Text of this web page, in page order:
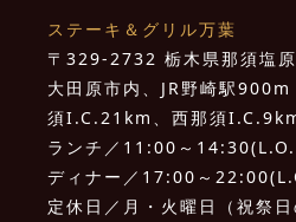
ステーキ＆グリル万葉
〒329-2732 栃木県那須塩
大田原市内、JR野崎駅
須I.C.21km、西那須
ランチ／11:00～
ディナー／17:00～
定休日／月・火曜日（祝祭